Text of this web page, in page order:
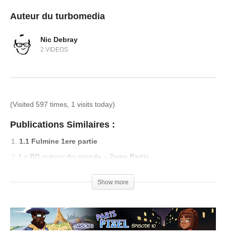
Auteur du turbomedia
Nic Debray
2 VIDEOS
(Visited 597 times, 1 visits today)
Publications Similaires :
1.1 Fulmine 1ere partie
La BD autour du monde – 2eme Partie
Show more